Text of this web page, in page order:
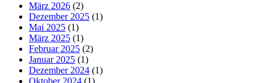
März 2026 (2)
Dezember 2025 (1)
Mai 2025 (1)
März 2025 (1)
Februar 2025 (2)
Januar 2025 (1)
Dezember 2024 (1)